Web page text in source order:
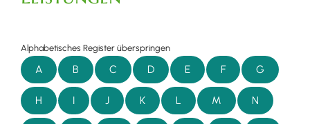
Alphabetisches Register überspringen
A B C D E F G
H I J K L M N